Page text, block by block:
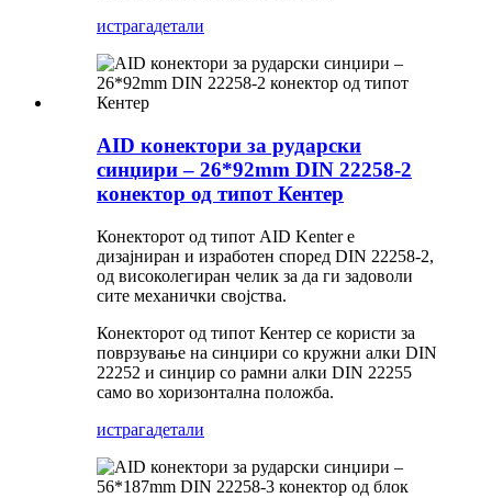
истрагадетали
AID конектори за рударски
синџири – 26*92mm DIN 22258-2
конектор од типот Кентер
Конекторот од типот AID Kenter е
дизајниран и изработен според DIN 22258-2,
од високолегиран челик за да ги задоволи
сите механички својства.
Конекторот од типот Кентер се користи за
поврзување на синџири со кружни алки DIN
22252 и синџир со рамни алки DIN 22255
само во хоризонтална положба.
истрагадетали